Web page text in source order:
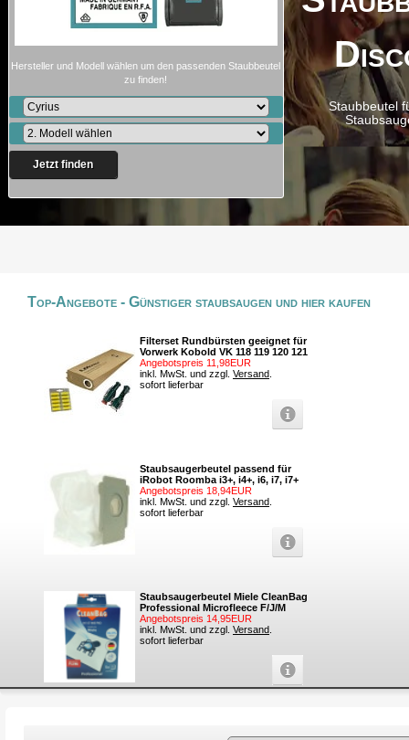
Staubbeutel
Hersteller und Modell wählen um den passenden Staubbeutel
zu finden!
Jetzt finden
Top-Angebote - Günstiger staubsaugen und hier kaufen
Filterset Rundbürsten geeignet für
Vorwerk Kobold VK 118 119 120 121
Angebotspreis 11,98EUR
inkl. MwSt. und zzgl. Versand
sofort lieferbar
Staubsaugerbeutel passend für
iRobot Roomba i3+, i4+, i6, i7, i7+
Angebotspreis 18,94EUR
inkl. MwSt. und zzgl. Versand
sofort lieferbar
Staubsaugerbeutel Miele CleanBag
Professional Microfleece F/J/M
Angebotspreis 14,95EUR
inkl. MwSt. und zzgl. Versand
sofort lieferbar